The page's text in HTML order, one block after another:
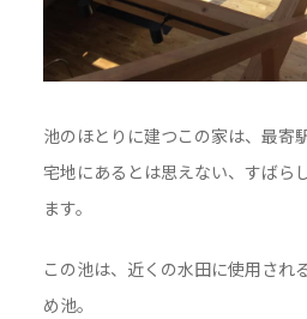
池のほとりに建つこの家は、最寄
宅地にあるとは思えない、すばら
ます。
この池は、近くの水田に使用され
め池。